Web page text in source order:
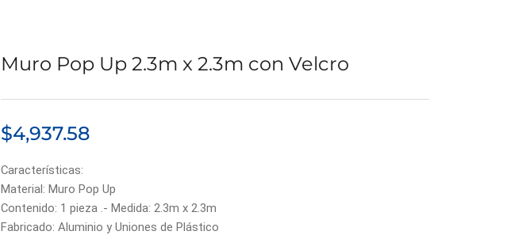
Muro Pop Up 2.3m x 2.3m con Velcro
$4,937.58
Características:
Material: Muro Pop Up
Contenido: 1 pieza .- Medida: 2.3m x 2.3m
Fabricado: Aluminio y Uniones de Plástico